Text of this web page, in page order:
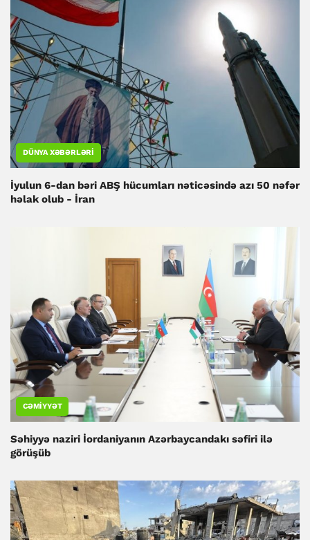
DÜNYA XƏBƏRLƏRI
İyulun 6-dan bəri ABŞ hücumları nəticəsində azı 50 nəfər
həlak olub - İran
CƏMIYYƏT
Səhiyyə naziri İordaniyanın Azərbaycandakı səfiri ilə
görüşüb